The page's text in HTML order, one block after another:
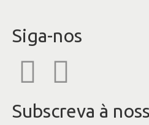
Siga-nos
Subscreva à